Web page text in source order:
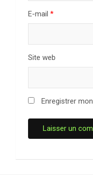
E-mail *
Site web
Enregistrer